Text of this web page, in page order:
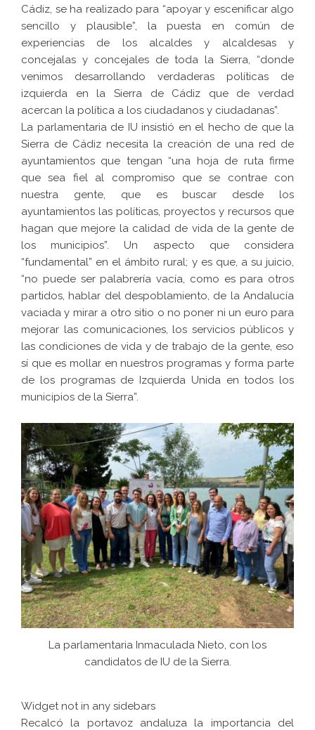
Cádiz, se ha realizado para “apoyar y escenificar algo
sencillo y plausible”, la puesta en común de
experiencias de los alcaldes y alcaldesas y
concejalas y concejales de toda la Sierra, “donde
venimos desarrollando verdaderas políticas de
izquierda en la Sierra de Cádiz que de verdad
acercan la política a los ciudadanos y ciudadanas”.
La parlamentaria de IU insistió en el hecho de que la
Sierra de Cádiz necesita la creación de una red de
ayuntamientos que tengan “una hoja de ruta firme
que sea fiel al compromiso que se contrae con
nuestra gente, que es buscar desde los
ayuntamientos las políticas, proyectos y recursos que
hagan que mejore la calidad de vida de la gente de
los municipios”. Un aspecto que considera
“fundamental” en el ámbito rural; y es que, a su juicio,
“no puede ser palabrería vacía, como es para otros
partidos, hablar del despoblamiento, de la Andalucía
vaciada y mirar a otro sitio o no poner ni un euro para
mejorar las comunicaciones, los servicios públicos y
las condiciones de vida y de trabajo de la gente, eso
sí que es mollar en nuestros programas y forma parte
de los programas de Izquierda Unida en todos los
municipios de la Sierra”.
La parlamentaria Inmaculada Nieto, con los
candidatos de IU de la Sierra.
Widget not in any sidebars
Recalcó la portavoz andaluza la importancia del